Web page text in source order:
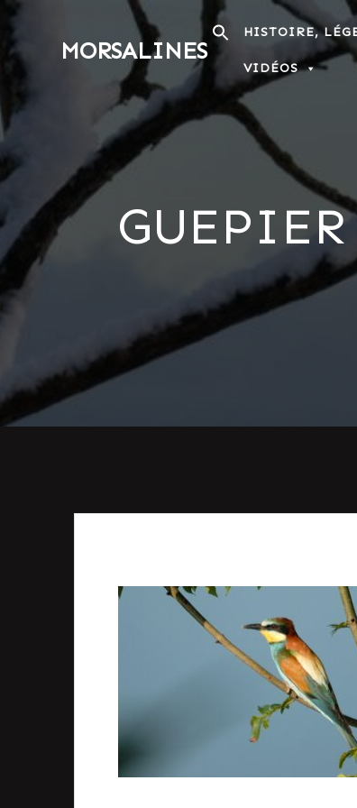
contenu
MORSALINES
HISTOIRE,
VIDÉOS